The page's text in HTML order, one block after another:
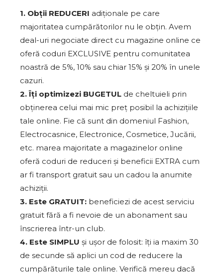
1. Obții REDUCERI adiționale pe care
majoritatea cumpărătorilor nu le obțin. Avem
deal-uri negociate direct cu magazine online ce
oferă coduri EXCLUSIVE pentru comunitatea
noastră de 5%, 10% sau chiar 15% și 20% în unele
cazuri.
2. Îți optimizezi BUGETUL de cheltuieli prin
obținerea celui mai mic preț posibil la achizițiile
tale online. Fie că sunt din domeniul Fashion,
Electrocasnice, Electronice, Cosmetice, Jucării,
etc. marea majoritate a magazinelor online
oferă coduri de reduceri și beneficii EXTRA cum
ar fi transport gratuit sau un cadou la anumite
achiziții.
3. Este GRATUIT: beneficiezi de acest serviciu
gratuit fără a fi nevoie de un abonament sau
înscrierea într-un club.
4. Este SIMPLU și ușor de folosit: îți ia maxim 30
de secunde să aplici un cod de reducere la
cumpărăturile tale online. Verifică mereu dacă